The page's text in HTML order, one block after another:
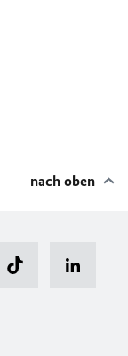
nach oben